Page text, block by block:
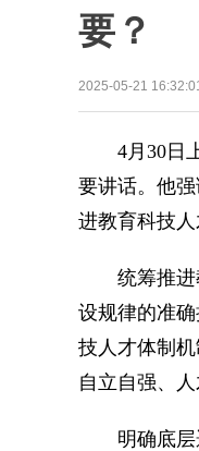
要？
2025-05-21
4月30日上
要讲话。他
进教育科技
统筹推进教
设规律的准
技人才体制
自立自强、
明确底层